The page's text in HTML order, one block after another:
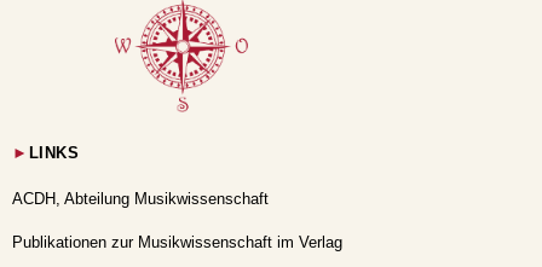
► LINKS
ACDH, Abteilung Musikwissenschaft
Publikationen zur Musikwissenschaft im Verlag